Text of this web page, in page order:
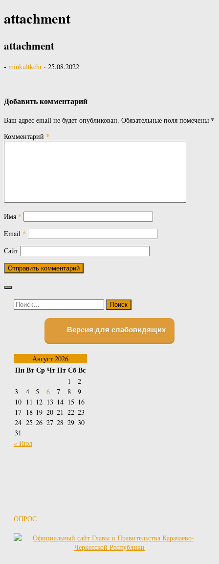
attachment
attachment
- minkultkchr · 25.08.2022
Добавить комментарий
Ваш адрес email не будет опубликован. Обязательные поля помечены *
Комментарий *
Имя *
Email *
Сайт
Найти:
Версия для слабовидящих
Август 2026
ПнВтСрЧтПтСбВс
1
2
3
4 5 6 7 8
9
10 11 12 13 14 15 16
17 18 19 20 21 22 23
24 25 26 27 28 29 30
31
« Июл
ОПРОС